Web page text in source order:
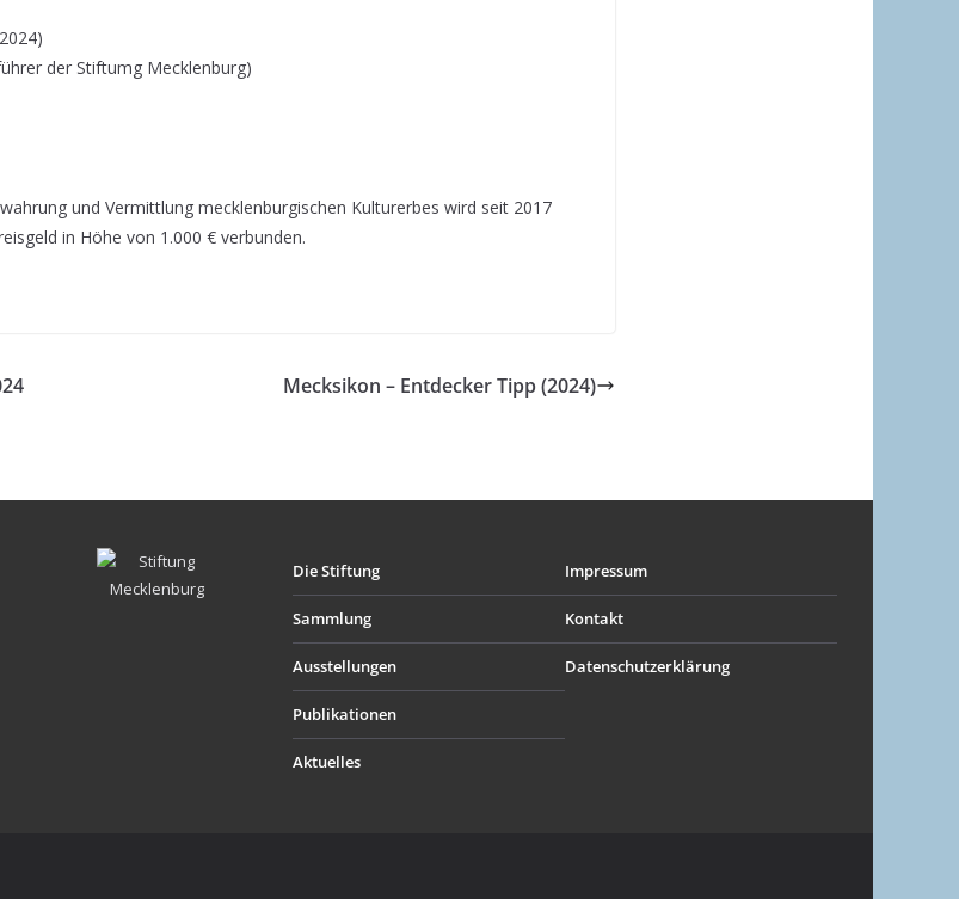
der Stiftumg Mecklenburg)
und Vermittlung mecklenburgischen Kulturerbes wird seit 2017
in Höhe von 1.000 € verbunden.
Mecksikon – Entdecker Tipp (2024)
Die Stiftung
Sammlung
Ausstellungen
Publikationen
Aktuelles
Impressum
Kontakt
Datenschutzerklärung